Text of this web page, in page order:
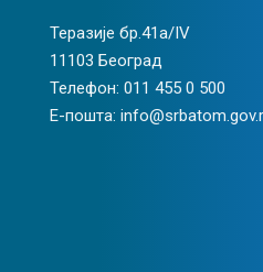
Теразије бр.41а/IV
11103 Београд
Телефон: 011 455 0 500
Е-пошта: